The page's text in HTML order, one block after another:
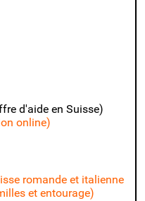
d'aide en Suisse)
online)
romande et italienne
et entourage)